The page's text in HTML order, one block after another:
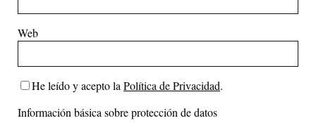
Web
He leído y acepto laPolítica de Privacidad.
Información básica sobre protección de datos